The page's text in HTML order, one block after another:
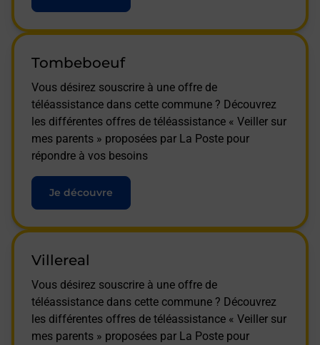
Tombeboeuf
Vous désirez souscrire à une offre de
téléassistance dans cette commune ? Découvrez
les différentes offres de téléassistance « Veiller sur
mes parents » proposées par La Poste pour
répondre à vos besoins
Je découvre
Villereal
Vous désirez souscrire à une offre de
téléassistance dans cette commune ? Découvrez
les différentes offres de téléassistance « Veiller sur
mes parents » proposées par La Poste pour